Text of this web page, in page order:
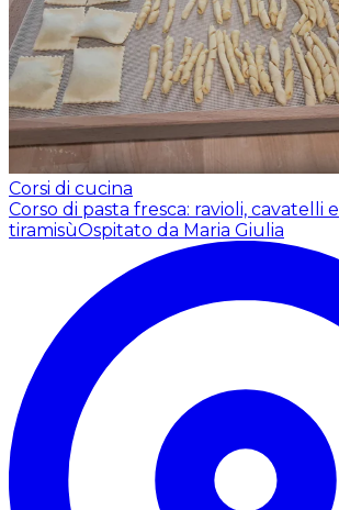
Corsi di cucina
Corso di pasta fresca: ravioli, cavatelli e
tiramisùOspitato da Maria Giulia